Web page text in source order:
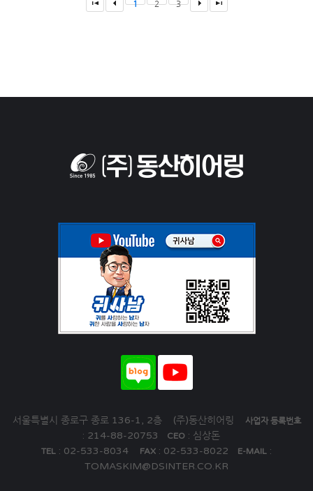
1 2 3
서울특별시 종로구 종로 136-1, 2층 (주)동산히어링 사업자 등록번호
: 214-88-20753 CEO: 심상돈
TEL : 02-533-8034 FAX : 02-533-8022 E-MAIL :
TOMASKIM@DSINTER.CO.KR